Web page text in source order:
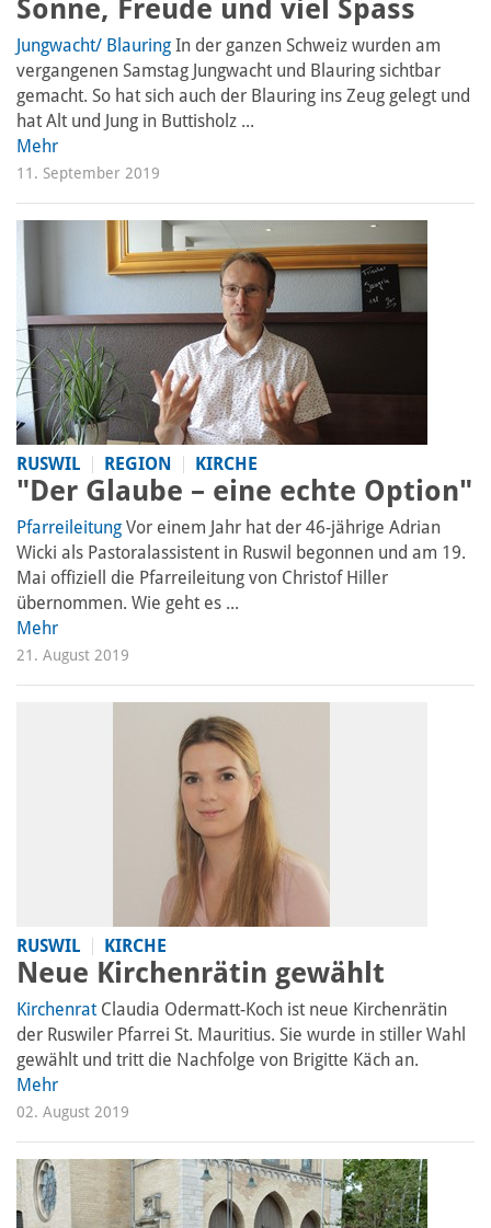
Sonne, Freude und viel Spass
Jungwacht/ Blauring In der ganzen Schweiz wurden am
vergangenen Samstag Jungwacht und Blauring sichtbar
gemacht. So hat sich auch der Blauring ins Zeug gelegt und
hat Alt und Jung in Buttisholz ...
Mehr
11. September 2019
RUSWIL REGION KIRCHE
"Der Glaube – eine echte Option"
Pfarreileitung Vor einem Jahr hat der 46-jährige Adrian
Wicki als Pastoral­assistent in Ruswil begonnen und am 19.
Mai offiziell die Pfarreileitung von Christof Hiller
übernommen. Wie geht es ...
Mehr
21. August 2019
RUSWIL KIRCHE
Neue Kirchenrätin gewählt
KirchenratClaudia Odermatt-Koch ist neue Kirchenrätin
der Ruswiler Pfarrei St. Mauritius. Sie wurde in stiller Wahl
gewählt und tritt die Nachfolge von Brigitte Käch an.
Mehr
02. August 2019